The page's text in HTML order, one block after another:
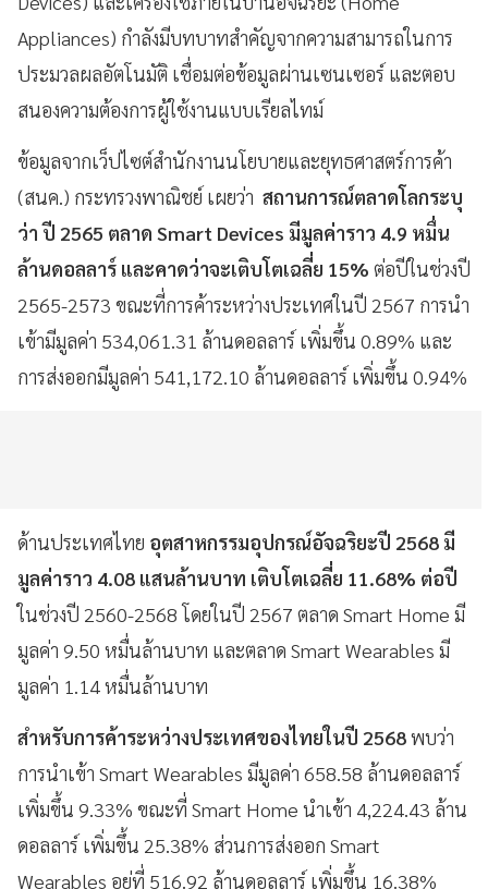
Appliances) กำลังมีบทบาทสำคัญจากความสามารถในการ
ประมวลผลอัตโนมัติ เชื่อมต่อข้อมูลผ่านเซนเซอร์ และตอบ
สนองความต้องการผู้ใช้งานแบบเรียลไทม์
ข้อมูลจากเว็ปไซต์สำนักงานนโยบายและยุทธศาสตร์การค้า
(สนค.) กระทรวงพาณิชย์ เผยว่า สถานการณ์ตลาดโลกระบุ
ว่า ปี 2565 ตลาด Smart Devices มีมูลค่าราว 4.9 หมื่น
ล้านดอลลาร์ และคาดว่าจะเติบโตเฉลี่ย 15% ต่อปีในช่วงปี
2565-2573 ขณะที่การค้าระหว่างประเทศในปี 2567 การนำ
เข้ามีมูลค่า 534,061.31 ล้านดอลลาร์ เพิ่มขึ้น 0.89% และ
การส่งออกมีมูลค่า 541,172.10 ล้านดอลลาร์ เพิ่มขึ้น 0.94%
ด้านประเทศไทย อุตสาหกรรมอุปกรณ์อัจฉริยะปี 2568 มี
มูลค่าราว 4.08 แสนล้านบาท เติบโตเฉลี่ย 11.68% ต่อปี
ในช่วงปี 2560-2568 โดยในปี 2567 ตลาด Smart Home มี
มูลค่า 9.50 หมื่นล้านบาท และตลาด Smart Wearables มี
มูลค่า 1.14 หมื่นล้านบาท
สำหรับการค้าระหว่างประเทศของไทยในปี 2568พบว่า
การนำเข้า Smart Wearables มีมูลค่า 658.58 ล้านดอลลาร์
เพิ่มขึ้น 9.33% ขณะที่ Smart Home นำเข้า 4,224.43 ล้าน
ดอลลาร์ เพิ่มขึ้น 25.38% ส่วนการส่งออก Smart
Wearables อยู่ที่ 516.92 ล้านดอลลาร์ เพิ่มขึ้น 16.38%